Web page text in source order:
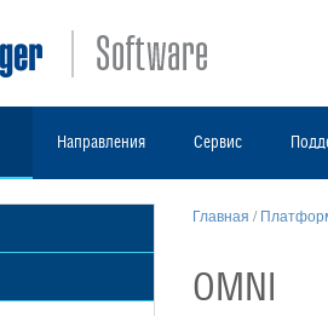
Направления Сервис
Главная /
OMNI